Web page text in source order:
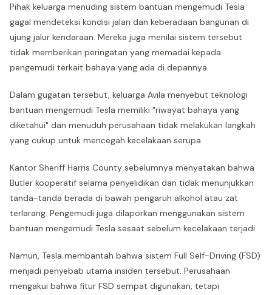
Pihak keluarga menuding sistem bantuan mengemudi Tesla
gagal mendeteksi kondisi jalan dan keberadaan bangunan di
ujung jalur kendaraan. Mereka juga menilai sistem tersebut
tidak memberikan peringatan yang memadai kepada
pengemudi terkait bahaya yang ada di depannya.
Dalam gugatan tersebut, keluarga Avila menyebut teknologi
bantuan mengemudi Tesla memiliki "riwayat bahaya yang
diketahui" dan menuduh perusahaan tidak melakukan langkah
yang cukup untuk mencegah kecelakaan serupa.
Kantor Sheriff Harris County sebelumnya menyatakan bahwa
Butler kooperatif selama penyelidikan dan tidak menunjukkan
tanda-tanda berada di bawah pengaruh alkohol atau zat
terlarang. Pengemudi juga dilaporkan menggunakan sistem
bantuan mengemudi Tesla sesaat sebelum kecelakaan terjadi.
Namun, Tesla membantah bahwa sistem Full Self-Driving (FSD)
menjadi penyebab utama insiden tersebut. Perusahaan
mengakui bahwa fitur FSD sempat digunakan, tetapi